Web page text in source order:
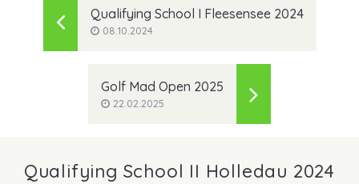
Qualifying School I Fleesensee 2024
08.10.2024
Golf Mad Open 2025
22.02.2025
Qualifying School II Holledau 2024